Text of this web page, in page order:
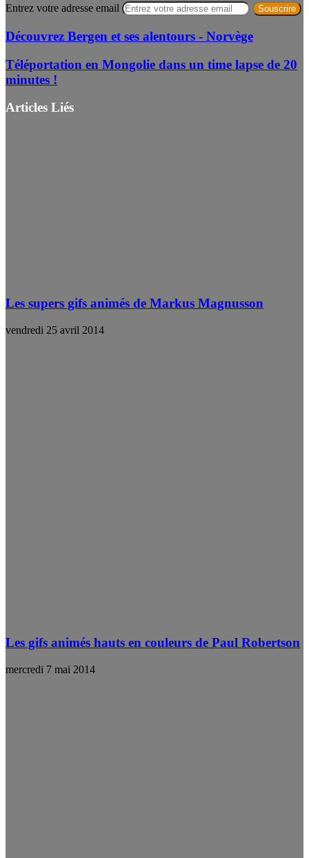
Entrez votre adresse email
Découvrez Bergen et ses alentours - Norvège
Téléportation en Mongolie dans un time lapse de 20
minutes !
Articles Liés
Les supers gifs animés de Markus Magnusson
vendredi 25 avril 2014
Les gifs animés hauts en couleurs de Paul Robertson
mercredi 7 mai 2014